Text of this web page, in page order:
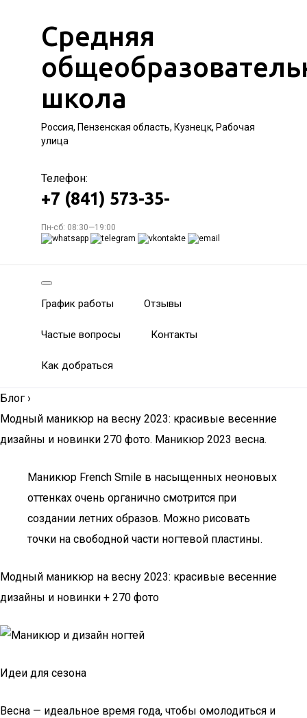
Средняя
школа
Россия, Пензенская область, Кузнецк, Рабочая
улица
Телефон:
+7 (841) 573-35-
Пн-сб: 08:30—19:00
График работы Отзывы
Частые вопросы Контакты
Как добраться
Блог ›
Модный маникюр на весну 2023: красивые весенние
дизайны и новинки 270 фото. Маникюр 2023 весна.
Маникюр French Smile в насыщенных неоновых
оттенках очень органично смотрится при
создании летних образов. Можно рисовать
точки на свободной части ногтевой пластины.
Модный маникюр на весну 2023: красивые весенние
дизайны и новинки + 270 фото
Идеи для сезона
Весна — идеальное время года, чтобы омолодиться и